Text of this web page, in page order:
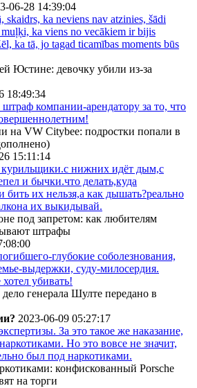
06-28 14:39:04
skaidrs, ka neviens nav atzinies, šādi
ka viens no vecākiem ir bijis
ka tā, jo tagad ticamības moments būs
Юстине: девочку убили из-за
18:49:34
компании-арендатору за то, что
на VW Citybee: подростки попали в
15:11:14
курильщики.с нижних идёт дым,с
и бычки.что делать,куда
бить их нельзя,а как дышать?реально
их выкидывай.
под запретом: как любителям
штрафы
глубокие соболезнования,
выдержки, суду-милосердия.
убивать!
генерала Шулте передано в
2023-06-09 05:27:17
За это такое же наказание,
Но это вовсе не значит,
был под наркотиками.
конфискованный Porsche
на торги